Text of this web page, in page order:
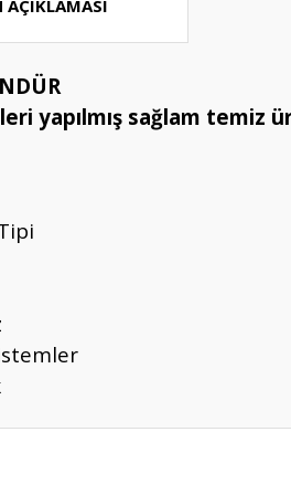
AÇIKLAMASI
yapılmış sağlam temiz